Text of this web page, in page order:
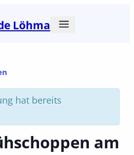
Löhma
hat bereits
am